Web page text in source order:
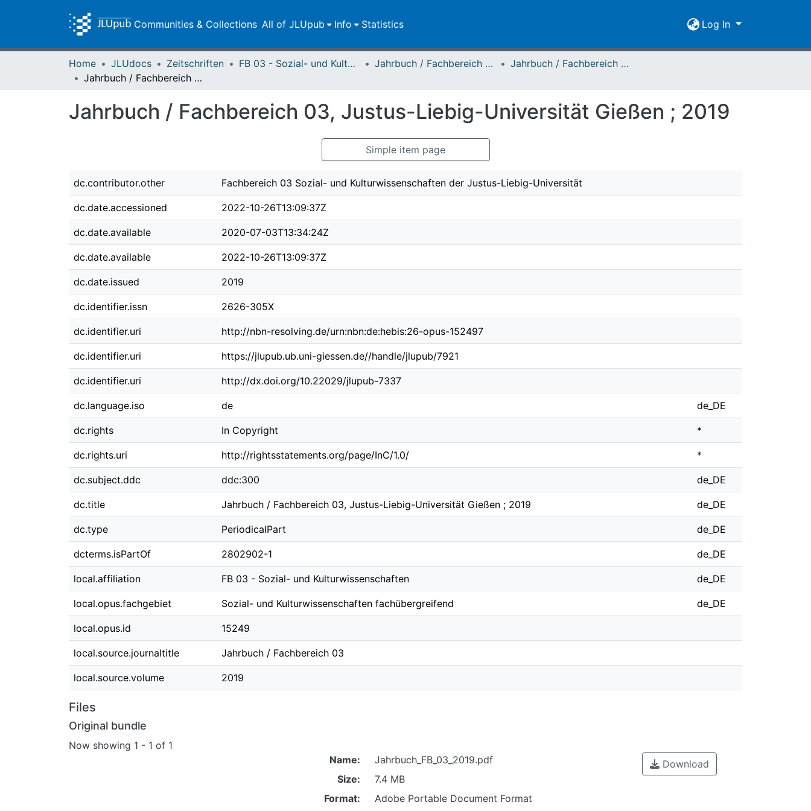
Communities & Collections All of JLUpub Info Statistics Log In
Home JLUdocs Zeitschriften FB 03 - Sozial- und Kulturwissenschaften Jahrbuch / Fachbereich 03, Justus-Liebig-Universität Gießen
Jahrbuch / Fachbereich 03 - 2019
Jahrbuch / Fachbereich 03, Justus-Liebig-Universität Gießen ; 2019
Jahrbuch / Fachbereich 03, Justus-Liebig-Universität Gießen ; 2019
Simple item page
dc.contributor.other Fachbereich 03 Sozial- und Kulturwissenschaften der Justus-Liebig-Universität
dc.date.accessioned 2022-10-26T13:09:37Z
dc.date.available 2020-07-03T13:34:24Z
dc.date.available 2022-10-26T13:09:37Z
dc.date.issued 2019
dc.identifier.issn 2626-305X
dc.identifier.uri http://nbn-resolving.de/urn:nbn:de:hebis:26-opus-152497
dc.identifier.uri https://jlupub.ub.uni-giessen.de//handle/jlupub/7921
dc.identifier.uri http://dx.doi.org/10.22029/jlupub-7337
dc.language.iso de de_DE
dc.rights In Copyright *
dc.rights.uri http://rightsstatements.org/page/InC/1.0/ *
dc.subject.ddc ddc:300 de_DE
dc.title Jahrbuch / Fachbereich 03, Justus-Liebig-Universität Gießen ; 2019 de_DE
dc.type PeriodicalPart de_DE
dcterms.isPartOf 2802902-1 de_DE
local.affiliation FB 03 - Sozial- und Kulturwissenschaften de_DE
local.opus.fachgebiet Sozial- und Kulturwissenschaften fachübergreifend de_DE
local.opus.id 15249
local.source.journaltitle Jahrbuch / Fachbereich 03
local.source.volume 2019
Files
Original bundle
Now showing 1 - 1 of 1
Name:
Jahrbuch_FB_03_2019.pdf
Size:
7.4 MB
Format:
Adobe Portable Document Format
Download